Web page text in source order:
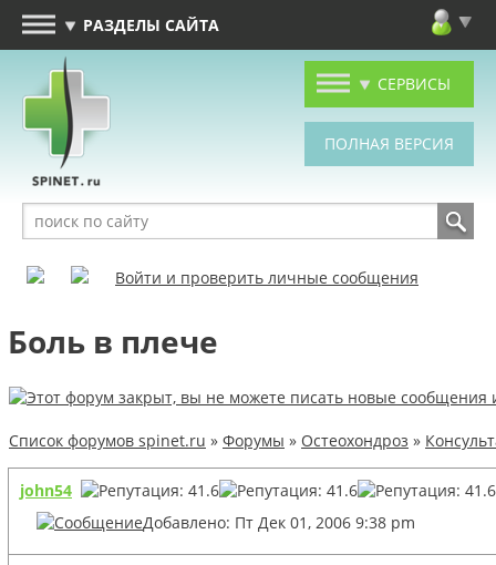
РАЗДЕЛЫ САЙТА
СЕРВИСЫ
Войти и проверить личные сообщения
Боль в плече
Список форумов spinet.ru » Форумы » Остеохондроз »
john54
Добавлено: Пт Дек 01, 2006 9:38 pm